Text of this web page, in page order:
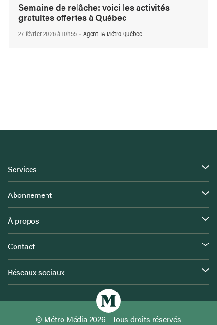
Semaine de relâche: voici les activités
gratuites offertes à Québec
27 février 2026 à 10h55 - Agent IA Métro Québec
Services
Abonnement
À propos
Contact
Réseaux sociaux
© Métro Média 2026 - Tous droits réservés